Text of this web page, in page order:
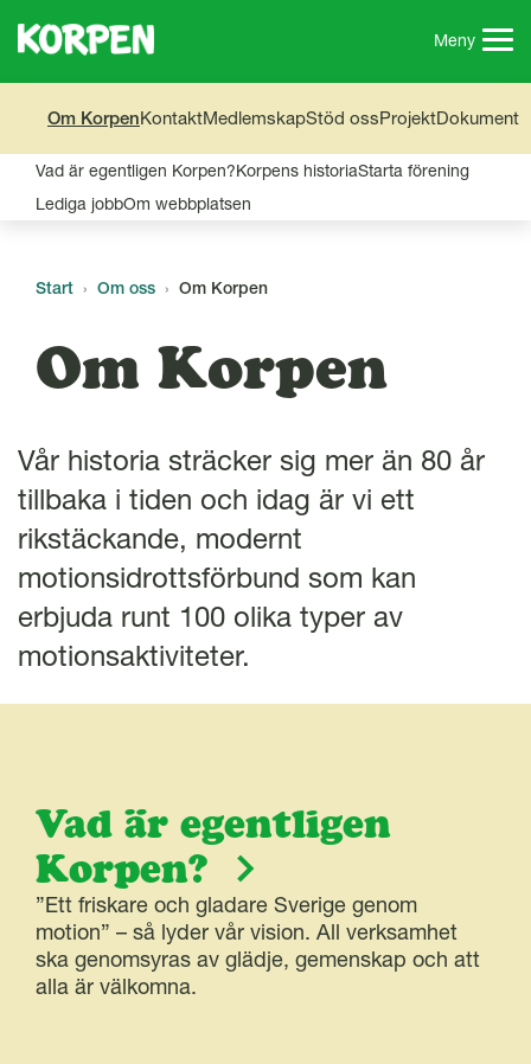
l
Meny
Om KorpenKontaktMedlemskapStöd ossProjektDokument
Vad är egentligen Korpen?Korpens historiaStarta förening
Lediga jobbOm webbplatsen
Start Om oss Om Korpen
Om Korpen
Vår historia sträcker sig mer än 80 år
tillbaka i tiden och idag är vi ett
rikstäckande, modernt
motionsidrottsförbund som kan
erbjuda runt 100 olika typer av
motionsaktiviteter.
Vad är egentligen
Korpen?
”Ett friskare och gladare Sverige genom
motion” – så lyder vår vision. All verksamhet
ska genomsyras av glädje, gemenskap och att
alla är välkomna.